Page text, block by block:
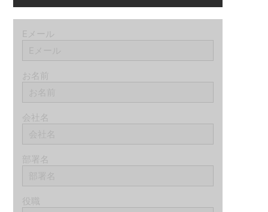
Eメール
お名前
会社名
部署名
役職